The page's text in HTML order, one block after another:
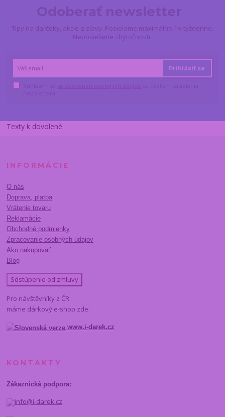
Tipy na darčeky, akcie a zľavy. Posielame maximálne 1× týždenne.
Neposielame zbytočnosti.
Prihlásiť sa
Texty k dovolené
INFORMÁCIE
O nás
Doprava, platba
Vrátenie tovaru
Reklamácie
Obchodné podmienky
Zpracovanie osobných údajov
Ako nakupovať
Blog
Sdstúpenie od zmluvy
Pro návštěvníky z ČR
máme dárkový e-shop zde:
www.i-darek.cz
KONTAKTY
Zákaznická podpora:
info@i-darek.cz